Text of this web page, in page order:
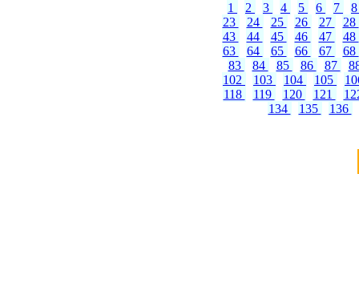
1 2 3 4 5 6 7
23
24 25 26 27
28
43
44 45 46 47
48
63
64 65 66 67
68
83
84 85 86 87
102
103 104 105
118
119 120 121
134
135 136